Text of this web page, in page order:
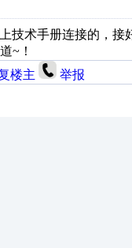
技术手册连接的，
~！
楼主 举报